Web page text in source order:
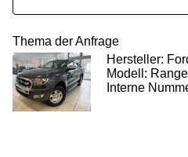
Thema der Anfrage
Hersteller:
Modell:
Interne